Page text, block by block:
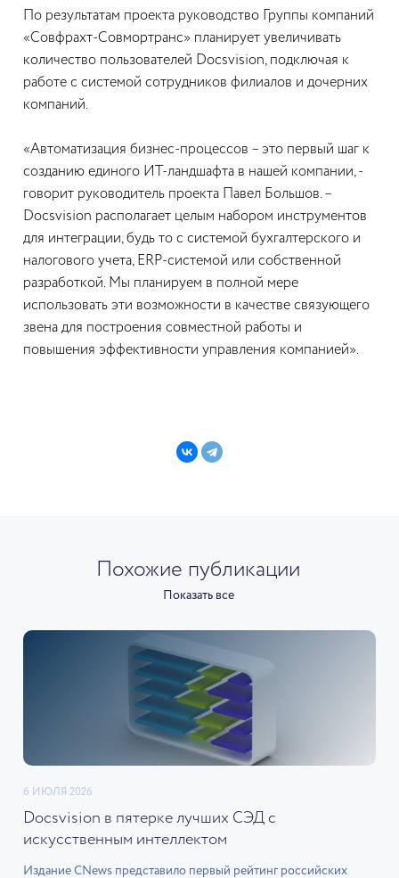
По результатам проекта руководство Группы компаний
«Совфрахт-Совмортранс» планирует увеличивать
количество пользователей Docsvision, подключая к
работе с системой сотрудников филиалов и дочерних
компаний.
«Автоматизация бизнес-процессов – это первый шаг к
созданию единого ИТ-ландшафта в нашей компании, -
говорит руководитель проекта Павел Большов. –
Docsvision располагает целым набором инструментов
для интеграции, будь то с системой бухгалтерского и
налогового учета, ERP-системой или собственной
разработкой. Мы планируем в полной мере
использовать эти возможности в качестве связующего
звена для построения совместной работы и
повышения эффективности управления компанией».
Похожие публикации
Показать все
6 ИЮЛЯ 2026
Docsvision в пятерке лучших СЭД с
искусственным интеллектом
Издание CNews представило первый рейтинг российских